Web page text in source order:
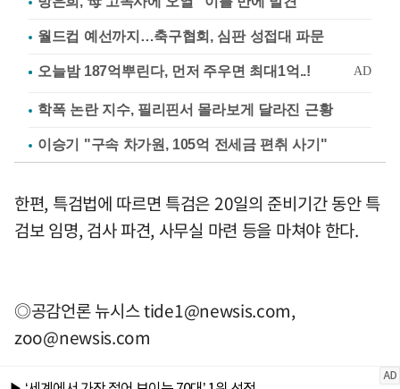
월드컵 예선까지…축구협회, 심판 성접대 파문
학폭 논란 지수, 필리핀서 몰라보게 달라진 근황
이승기 "구속 차가원, 105억 전세금 편취 사기"
한편, 특검법에 따르면 특검은 20일의 준비기간 동안 특
검보 임명, 검사 파견, 사무실 마련 등을 마쳐야 한다.
◎공감언론 뉴시스tide1@newsis.com,
zoo@newsis.com